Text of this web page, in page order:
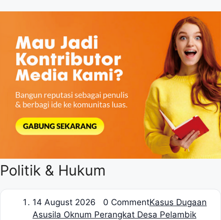
Politik & Hukum
14 August 2026 0 CommentKasus Dugaan
Asusila Oknum Perangkat Desa Pelambik